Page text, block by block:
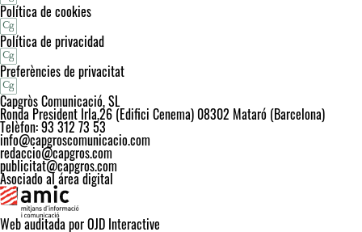
Política de cookies
Política de privacidad
Preferències de privacitat
Capgròs Comunicació, SL
Ronda President Irla,26 (Edifici Cenema) 08302 Mataró (Barcelona)
Telèfon: 93 312 73 53
info@capgroscomunicacio.com
redaccio@capgros.com
publicitat@capgros.com
Asociado al área digital
Web auditada por OJD Interactive